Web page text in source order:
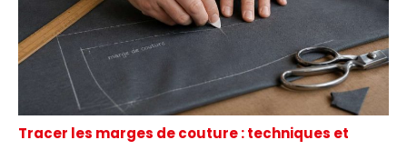
Tracer les marges de couture : techniques et